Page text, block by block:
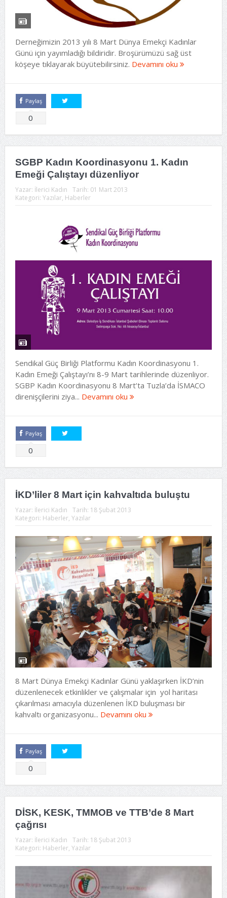
Derneğimizin 2013 yılı 8 Mart Dünya Emekçi Kadınlar
Günü için yayımladığı bildiridir. Broşürümüzü sağ üst
köşeye tıklayarak büyütebilirsiniz. Devamını oku
Paylaş
0
SGBP Kadın Koordinasyonu 1. Kadın
Emeği Çalıştayı düzenliyor
Yazar: İlerici Kadın Tarih: 01 Mart 2013
Kategori: Yazılar, Haberler
Sendikal Güç Birliği Platformu Kadın Koordinasyonu 1.
Kadın Emeği Çalıştayı’nı 8-9 Mart tarihlerinde düzenliyor.
SGBP Kadın Koordinasyonu 8 Mart’ta Tuzla’da İSMACO
direnişçilerini ziya... Devamını oku
Paylaş
0
İKD’liler 8 Mart için kahvaltıda buluştu
Yazar: İlerici Kadın Tarih: 18 Şubat 2013
Kategori: Haberler, Yazılar
8 Mart Dünya Emekçi Kadınlar Günü yaklaşırken İKD’nin
düzenlenecek etkinlikler ve çalışmalar için yol haritası
çıkarılması amacıyla düzenlenen İKD buluşması bir
kahvaltı organizasyonu... Devamını oku
Paylaş
0
DİSK, KESK, TMMOB ve TTB’de 8 Mart
çağrısı
Yazar: İlerici Kadın Tarih: 18 Şubat 2013
Kategori: Haberler, Yazılar